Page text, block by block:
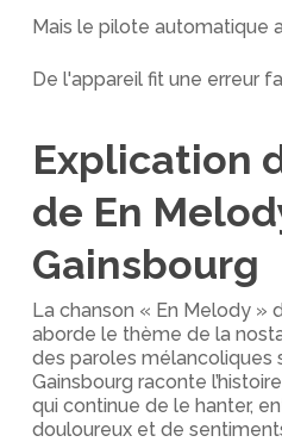
Mais le pilote automatique
De l'appareil fit une erreur
Explication
de En
Gainsbourg
La chanson « En Melody »
aborde le thème de la
des paroles mélancoliques
Gainsbourg raconte
qui continue de le hanter,
douloureux et de